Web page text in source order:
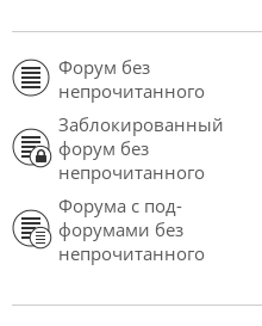
Форум без
непрочитанного
Заблокированный
форум без
непрочитанного
Форума с под-
форумами без
непрочитанного